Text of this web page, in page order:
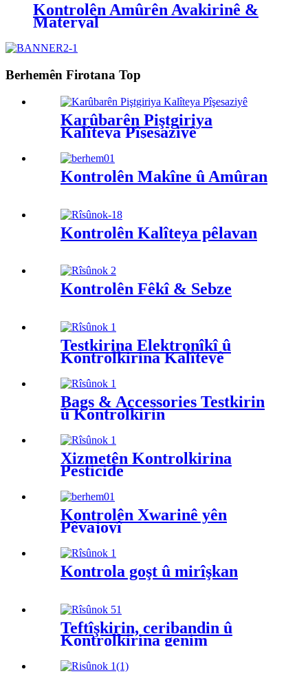
Kontrolên Amûrên Avakirinê &
Materyal
Berhemên Firotana Top
Karûbarên Piştgiriya
Kalîteya Pîşesaziyê
Kontrolên Makîne û Amûran
Kontrolên Kalîteya pêlavan
Kontrolên Fêkî & Sebze
Testkirina Elektronîkî û
Kontrolkirina Kalîteyê
Bags & Accessories Testkirin
û Kontrolkirin
Xizmetên Kontrolkirina
Pesticide
Kontrolên Xwarinê yên
Pêvajoyî
Kontrola goşt û mirîşkan
Teftîşkirin, ceribandin û
Kontrolkirina genim